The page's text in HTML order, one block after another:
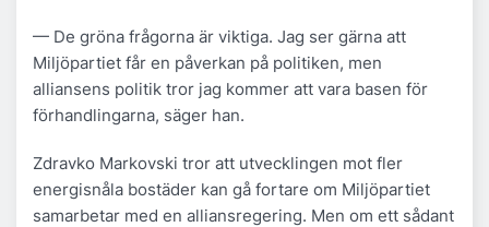
— De gröna frågorna är viktiga. Jag ser gärna att
Miljöpartiet får en påverkan på politiken, men
alliansens politik tror jag kommer att vara basen för
förhandlingarna, säger han.
Zdravko Markovski tror att utvecklingen mot fler
energisnåla bostäder kan gå fortare om Miljöpartiet
samarbetar med en alliansregering. Men om ett sådant